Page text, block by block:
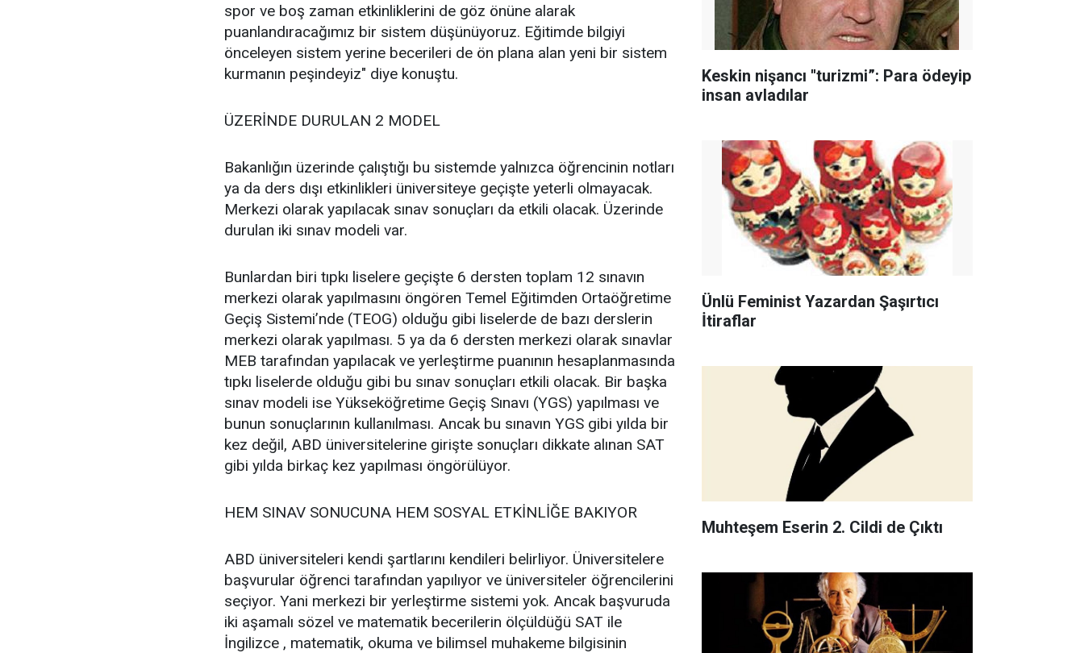
spor ve boş zaman etkinliklerini de göz önüne alarak
puanlandıracağımız bir sistem düşünüyoruz. Eğitimde bilgiyi
önceleyen sistem yerine becerileri de ön plana alan yeni bir sistem
kurmanın peşindeyiz" diye konuştu.
ÜZERİNDE DURULAN 2 MODEL
Bakanlığın üzerinde çalıştığı bu sistemde yalnızca öğrencinin notları
ya da ders dışı etkinlikleri üniversiteye geçişte yeterli olmayacak.
Merkezi olarak yapılacak sınav sonuçları da etkili olacak. Üzerinde
durulan iki sınav modeli var.
Bunlardan biri tıpkı liselere geçişte 6 dersten toplam 12 sınavın
merkezi olarak yapılmasını öngören Temel Eğitimden Ortaöğretime
Geçiş Sistemi’nde (TEOG) olduğu gibi liselerde de bazı derslerin
merkezi olarak yapılması. 5 ya da 6 dersten merkezi olarak sınavlar
MEB tarafından yapılacak ve yerleştirme puanının hesaplanmasında
tıpkı liselerde olduğu gibi bu sınav sonuçları etkili olacak. Bir başka
sınav modeli ise Yükseköğretime Geçiş Sınavı (YGS) yapılması ve
bunun sonuçlarının kullanılması. Ancak bu sınavın YGS gibi yılda bir
kez değil, ABD üniversitelerine girişte sonuçları dikkate alınan SAT
gibi yılda birkaç kez yapılması öngörülüyor.
HEM SINAV SONUCUNA HEM SOSYAL ETKİNLİĞE BAKIYOR
ABD üniversiteleri kendi şartlarını kendileri belirliyor. Üniversitelere
başvurular öğrenci tarafından yapılıyor ve üniversiteler öğrencilerini
seçiyor. Yani merkezi bir yerleştirme sistemi yok. Ancak başvuruda
iki aşamalı sözel ve matematik becerilerin ölçüldüğü SAT ile
İngilizce , matematik, okuma ve bilimsel muhakeme bilgisinin
Keskin nişancı ''turizmi”: Para ödeyip
insan avladılar
Ünlü Feminist Yazardan Şaşırtıcı
İtiraflar
Muhteşem Eserin 2. Cildi de Çıktı